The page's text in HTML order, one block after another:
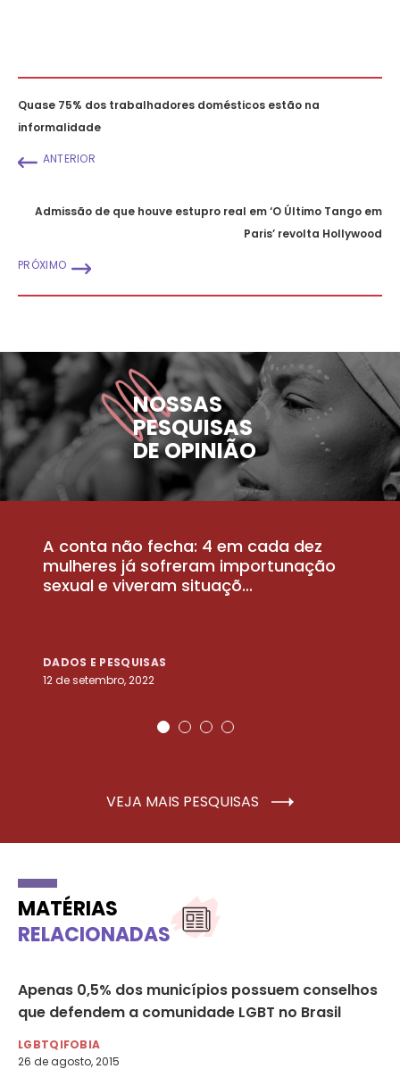
Quase 75% dos trabalhadores domésticos estão na
informalidade
ANTERIOR
Admissão de que houve estupro real em ‘O Último Tango em
Paris’ revolta Hollywood
PRÓXIMO
NOSSAS
PESQUISAS
DE OPINIÃO
A conta não fecha: 4 em cada dez
mulheres já sofreram importunação
sexual e viveram situaçõ...
DADOS E PESQUISAS
12 de setembro, 2022
VEJA MAIS PESQUISAS
MATÉRIAS
RELACIONADAS
Apenas 0,5% dos municípios possuem conselhos
que defendem a comunidade LGBT no Brasil
LGBTQIFOBIA
26 de agosto, 2015